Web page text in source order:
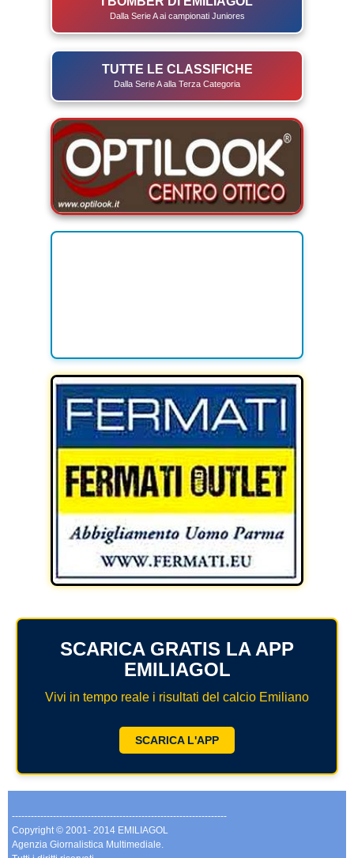
Dalla Serie A ai campionati Juniores
TUTTE LE CLASSIFICHE
Dalla Serie A alla Terza Categoria
SCARICA GRATIS LA APP
EMILIAGOL
Vivi in tempo reale i risultati del calcio Emiliano
SCARICA L'APP
--------------------------------------------------------------------
Copyright © 2001- 2014 EMILIAGOL
Agenzia Giornalistica Multimediale.